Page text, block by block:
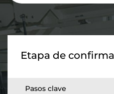
Etapa de
Pasos clave